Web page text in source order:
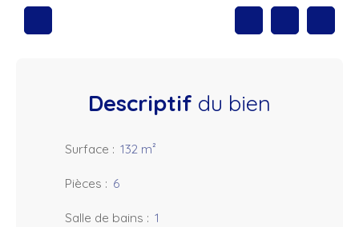
Descriptif du bien
Surface : 132 m²
Pièces : 6
Salle de bains : 1